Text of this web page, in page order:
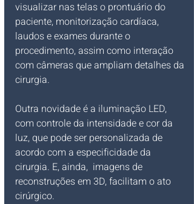
visualizar nas telas o prontuário do
paciente, monitorização cardíaca,
laudos e exames durante o
procedimento, assim como interação
com câmeras que ampliam detalhes da
cirurgia.
Outra novidade é a iluminação LED,
com controle da intensidade e cor da
luz, que pode ser personalizada de
acordo com a especificidade da
cirurgia. E, ainda,  imagens de
reconstruções em 3D, facilitam o ato
cirúrgico.